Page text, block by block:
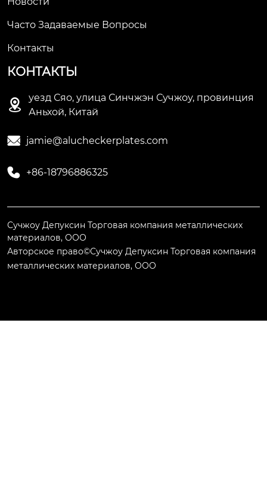
Часто Задаваемые Вопросы
Контакты
КОНТАКТЫ

уезд Сяо, улица Синчжэн Сучжоу, провинция
Аньхой, Китай
 jamie@alucheckerplates.com
 +86-18796886325
Сучжоу Депуксин Торговая компания металлических
материалов, ООО
Авторское право©Сучжоу Депуксин Торговая компания
металлических материалов, ООО